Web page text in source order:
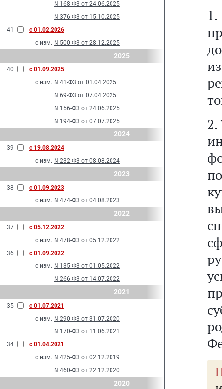
N 168-Ф3 от 24.06.2025
N 376-Ф3 от 15.10.2025
41
с 01.02.2026
с изм. N 500-Ф3 от 28.12.2025
2025
40
с 01.09.2025
с изм. N 41-Ф3 от 01.04.2025
N 69-Ф3 от 07.04.2025
N 156-Ф3 от 24.06.2025
N 194-Ф3 от 07.07.2025
2024
39
с 19.08.2024
с изм. N 232-Ф3 от 08.08.2024
2023
38
с 01.09.2023
с изм. N 474-Ф3 от 04.08.2023
2022
37
с 05.12.2022
с изм. N 478-Ф3 от 05.12.2022
36
с 01.09.2022
с изм. N 135-Ф3 от 01.05.2022
N 266-Ф3 от 14.07.2022
2021
35
с 01.07.2021
с изм. N 290-Ф3 от 31.07.2020
N 170-Ф3 от 11.06.2021
34
с 01.04.2021
с изм. N 425-Ф3 от 02.12.2019
N 460-Ф3 от 22.12.2020
2020
2.